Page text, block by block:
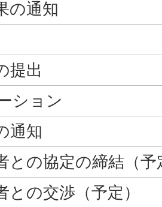
の通知
提出
ション
通知
との協定の締結（予
との交渉（予定）